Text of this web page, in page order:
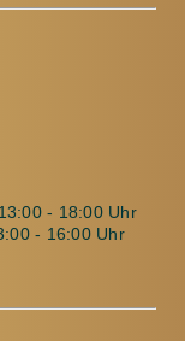
- 18:00 Uhr
- 16:00 Uhr